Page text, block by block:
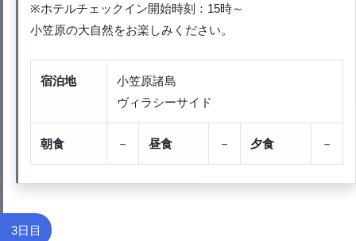
※ホテルチェックイン開始時刻：15時～
小笠原の大自然をお楽しみください。
宿泊地
小笠原諸島
ヴィラシーサイド
朝食 － 昼食 － 夕食 －
3日目